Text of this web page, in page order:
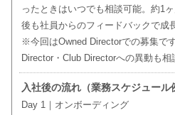
ったときはいつでも相談可能。約1
後も社員からのフィードバックで成
※今回はOwned Directorでの募集で
Director・Club Directorへの異動も相
入社後の流れ（業務スケジュール
Day 1｜オンボーディング